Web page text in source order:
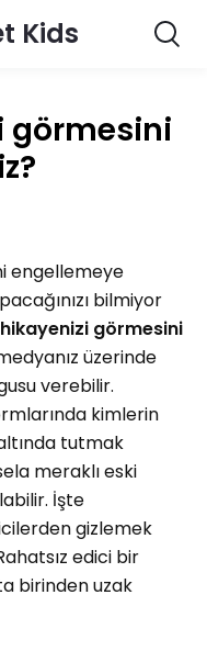
Kids
görmesini
engellemeye
bilmiyor
görmesini
üzerinde
verebilir.
kimlerin
tutmak
meraklı eski
İşte
gizlemek
edici bir
birinden uzak